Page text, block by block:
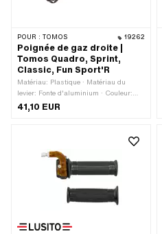
POUR : TOMOS 19262
Poignée de gaz droite |
Tomos Quadro, Sprint,
Classic, Fun Sport'R
Matériau: Plastique · Matériau du
levier: Fonte d'aluminium · Couleur:
noir · Interrupteur de feu stop: Oui
41,10 EUR